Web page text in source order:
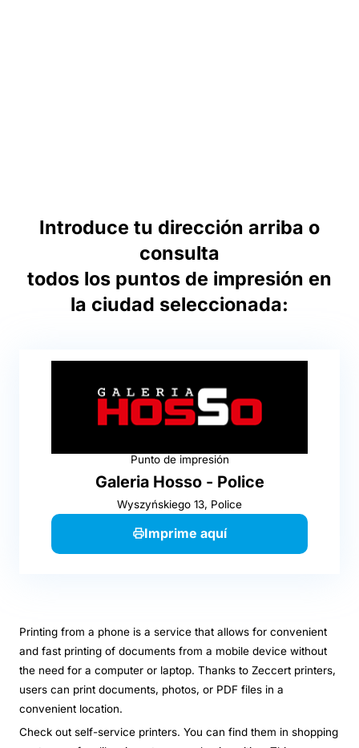
Introduce tu dirección arriba o
consulta
todos los puntos de impresión en
la ciudad seleccionada:
Punto de impresión
Galeria Hosso - Police
Wyszyńskiego 13, Police
Imprime aquí
Printing from a phone is a service that allows for convenient
and fast printing of documents from a mobile device without
the need for a computer or laptop. Thanks to Zeccert printers,
users can print documents, photos, or PDF files in a
convenient location.
Check out self-service printers. You can find them in shopping